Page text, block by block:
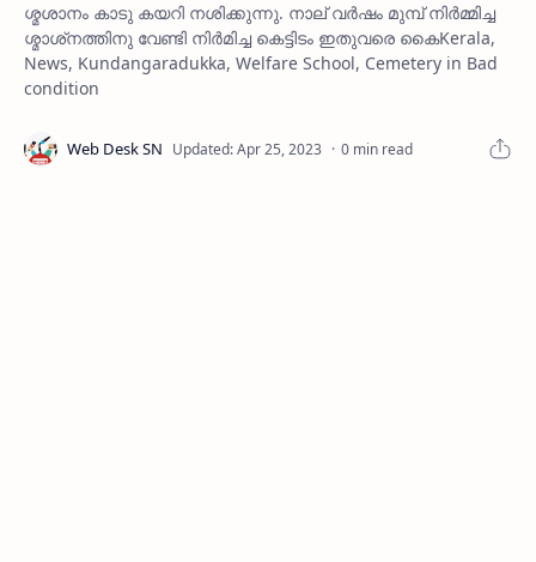
ശ്മശാനം കാടു കയറി നശിക്കുന്നു. നാല് വര്‍ഷം മുമ്പ് നിര്‍മ്മിച്ച
ശ്മാശ്‌നത്തിനു വേണ്ടി നിര്‍മിച്ച കെട്ടിടം ഇതുവരെ കൈKerala,
News, Kundangaradukka, Welfare School, Cemetery in Bad
condition
0 min read